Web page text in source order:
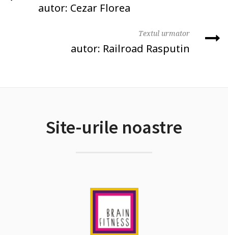
autor: Cezar Florea
Textul urmator
autor: Railroad Rasputin
Site-urile noastre